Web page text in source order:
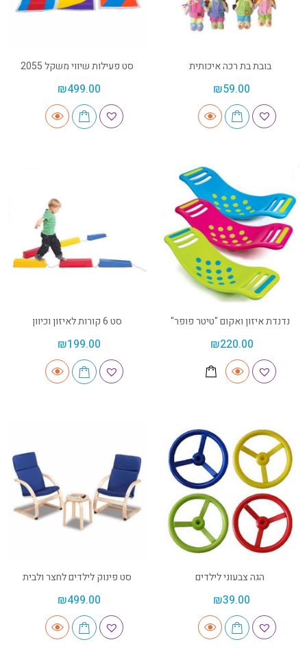
בובת בת רכה איכותית
₪59.00
סט פעילות שיווי משקל 2055
₪499.00
נדנדת איזון ואקום "טיטר פופר"
₪220.00
סט 6 קורות לאיזון וכיוון
₪199.00
הגה צבעוני לילדים
₪39.00
סט פינוק לילדים לחצר ולבית
₪499.00